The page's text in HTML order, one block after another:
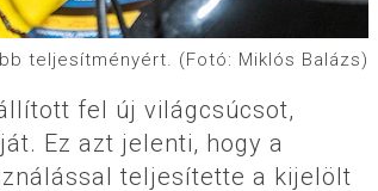
teljesítményért. (Fotó: Miklós Balázs)
fel új világcsúcsot,
Ez azt jelenti, hogy a
teljesítette a kijelölt